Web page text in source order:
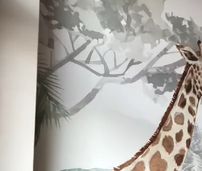
Alkalmazási
módszer
Elérhető anyagok
Standard
12500 7500 Ft /m²